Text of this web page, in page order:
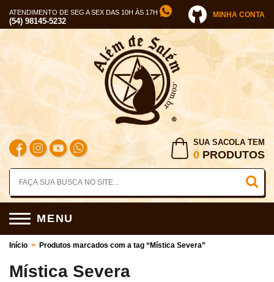
ATENDIMENTO DE SEG A SEX DAS 10H ÀS 17H
(54) 98145-5232
MINHA CONTA
SUA SACOLA TEM
0 PRODUTOS
MENU
Início > Produtos marcados com a tag “Mística Severa”
Mística Severa